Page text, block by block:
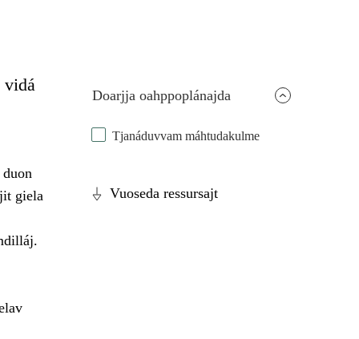
Doarjja oahppoplánajda
Tjanáduvvam máhtudakulme
Vuoseda ressursajt
vidá
giela